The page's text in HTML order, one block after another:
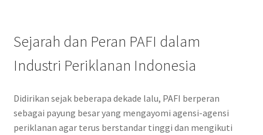
Sejarah dan Peran PAFI dalam
Industri Periklanan Indonesia
Didirikan sejak beberapa dekade lalu, PAFI berperan
sebagai payung besar yang mengayomi agensi-agensi
periklanan agar terus berstandar tinggi dan mengikuti